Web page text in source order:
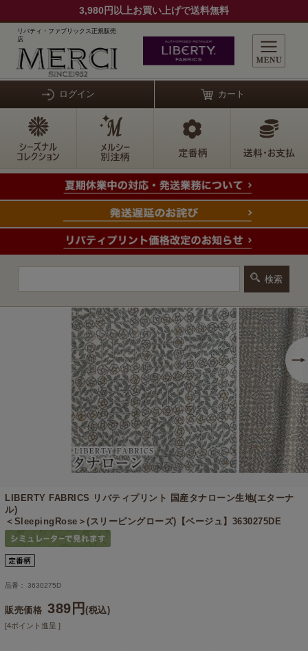
3,980円以上お買い上げで送料無料
リバティ・ファブリックス正規販売
店
ログイン カート
LIBERTY FABRICS リバティプリント 国産タナローン生地(エターナ
ル)
＜SleepingRose＞(スリーピングローズ)【ベージュ】3630275DE
品番： 3630275D
販売価格 389円(税込)
[4ポイント進呈 ]